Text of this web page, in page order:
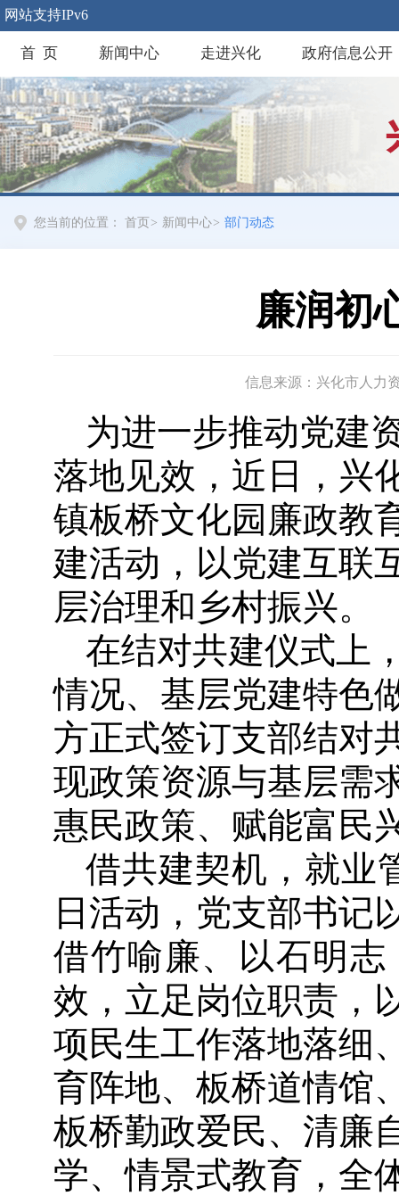
网站支持IPv6
首 页 新闻中心 走进兴化 政府信息公开
您当前的位置： 首页 > 新闻中心> 部门动态
廉润初
信息来源：兴化市人力
为进一步推动党建
落地见效，近日，兴
镇板桥文化园廉政教
建活动，以党建互联
层治理和乡村振兴。
在结对共建仪式上
情况、基层党建特色
方正式签订支部结对
现政策资源与基层需
惠民政策、赋能富民
借共建契机， 就业
日活动，党支部书记
借竹喻廉、以石明
效，立足岗位职责，
项民生工作落地落细
育阵地、板桥道情馆
板桥勤政爱民、清廉
学、情景式教育，全